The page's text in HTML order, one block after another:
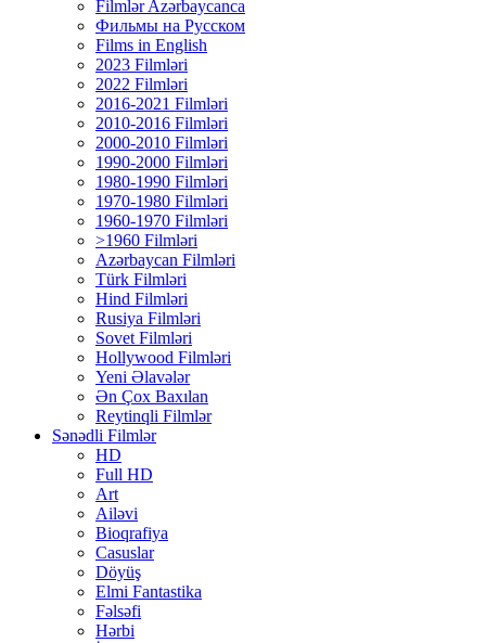
Filmlər Azərbaycanca
Фильмы на Русском
Films in English
2023 Filmləri
2022 Filmləri
2016-2021 Filmləri
2010-2016 Filmləri
2000-2010 Filmləri
1990-2000 Filmləri
1980-1990 Filmləri
1970-1980 Filmləri
1960-1970 Filmləri
>1960 Filmləri
Azərbaycan Filmləri
Türk Filmləri
Hind Filmləri
Rusiya Filmləri
Sovet Filmləri
Hollywood Filmləri
Yeni Əlavələr
Ən Çox Baxılan
Reytinqli Filmlər
Sənədli Filmlər
HD
Full HD
Art
Ailəvi
Bioqrafiya
Casuslar
Döyüş
Elmi Fantastika
Fəlsəfi
Hərbi